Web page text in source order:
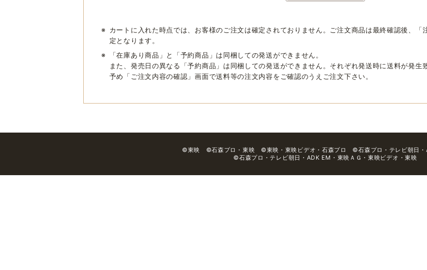
※ カートに入れた時点では、お客様のご注文は確定されておりません。ご注文商品は最終確認後、「
定となります。
※
「在庫あり商品」と「予約商品」は同梱しての発送ができません。
また、発売日の異なる「予約商品」は同梱しての発送ができません。それぞれ発送時に送料が発生
予め「ご注文内容の確認」画面で送料等の注文内容をご確認のうえご注文下さい。
©東映 ©石森プロ・東映 ©東映・東映ビデオ・石森プロ ©石森プロ・テレビ朝日・
©石森プロ・テレビ朝日・ADK EM・東映ＡＧ・東映ビデオ・東映